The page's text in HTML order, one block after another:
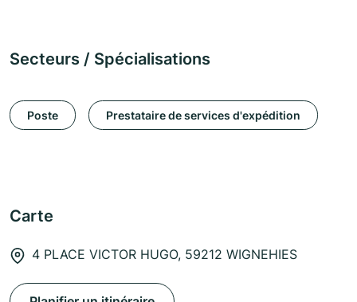
Secteurs / Spécialisations
Poste Prestataire de services d'expédition
Carte
4 PLACE VICTOR HUGO, 59212 WIGNEHIES